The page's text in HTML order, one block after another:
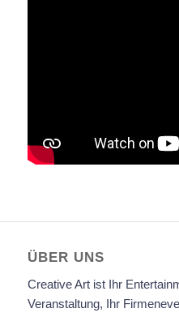
ÜBER UNS
Creative Art ist Ihr
Veranstaltung, Ihr